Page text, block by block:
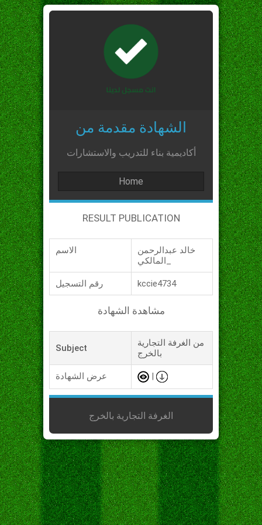
الشهادة مقدمة من
أكاديمية بناء للتدريب والاستشارات
Home
RESULT PUBLICATION
الاسم
خالد عبدالرحمن
رقم التسجيل kccie4734
مشاهدة الشهادة
Subject
من الغرفة التجارية
بالخرج
عرض الشهادة
الغرفة التجارية بالخرج